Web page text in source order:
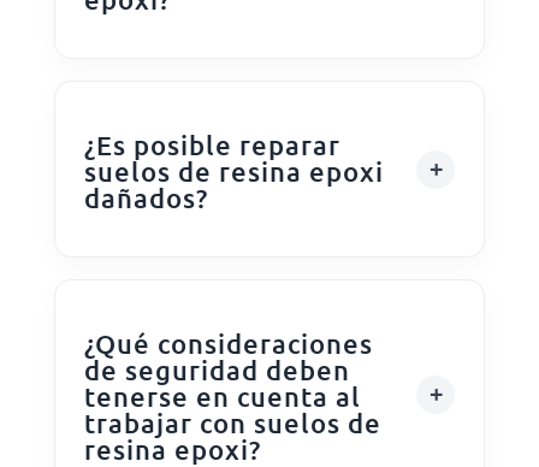
¿Es posible reparar
suelos de resina epoxi
dañados?
¿Qué consideraciones
de seguridad deben
tenerse en cuenta al
trabajar con suelos de
resina epoxi?